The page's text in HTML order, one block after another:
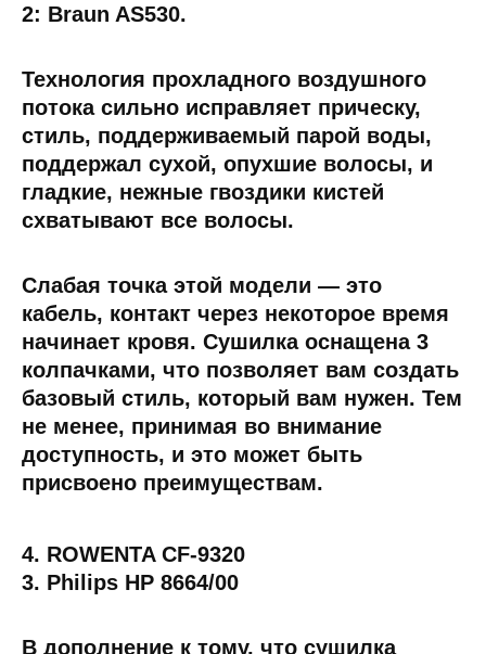
2: Braun AS530.
Технология прохладного воздушного
потока сильно исправляет прическу,
стиль, поддерживаемый парой воды,
поддержал сухой, опухшие волосы, и
гладкие, нежные гвоздики кистей
схватывают все волосы.
Слабая точка этой модели — это
кабель, контакт через некоторое время
начинает кровя. Сушилка оснащена 3
колпачками, что позволяет вам создать
базовый стиль, который вам нужен. Тем
не менее, принимая во внимание
доступность, и это может быть
присвоено преимуществам.
4. ROWENTA CF-9320
3. Philips HP 8664/00
В дополнение к тому, что сушилка